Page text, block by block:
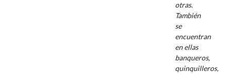
otras.
También
se
encuentran
en ellas
banqueros,
quinquilleros,